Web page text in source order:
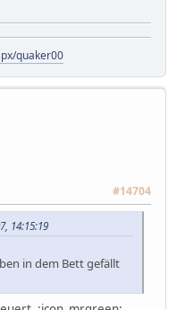
quaker00
#14704
14:15:19
in dem Bett gefällt